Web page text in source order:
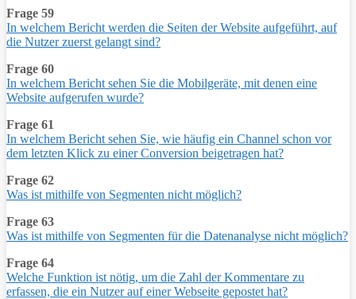
Frage 59
In welchem Bericht werden die Seiten der Website aufgeführt, auf
die Nutzer zuerst gelangt sind?
Frage 60
In welchem Bericht sehen Sie die Mobilgeräte, mit denen eine
Website aufgerufen wurde?
Frage 61
In welchem Bericht sehen Sie, wie häufig ein Channel schon vor
dem letzten Klick zu einer Conversion beigetragen hat?
Frage 62
Was ist mithilfe von Segmenten nicht möglich?
Frage 63
Was ist mithilfe von Segmenten für die Datenanalyse nicht möglich?
Frage 64
Welche Funktion ist nötig, um die Zahl der Kommentare zu
erfassen, die ein Nutzer auf einer Webseite gepostet hat?